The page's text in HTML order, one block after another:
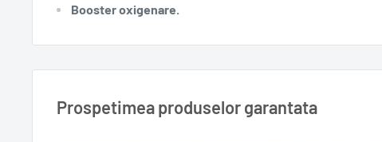
Booster oxigenare.
Prospetimea produselor garantata